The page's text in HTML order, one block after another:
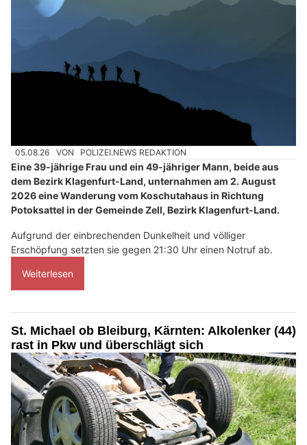
05.08.26 VON POLIZEI.NEWS REDAKTION
Eine 39-jährige Frau und ein 49-jähriger Mann, beide aus
dem Bezirk Klagenfurt-Land, unternahmen am 2. August
2026 eine Wanderung vom Koschutahaus in Richtung
Potoksattel in der Gemeinde Zell, Bezirk Klagenfurt-Land.
Aufgrund der einbrechenden Dunkelheit und völliger
Erschöpfung setzten sie gegen 21:30 Uhr einen Notruf ab.
Weiterlesen
St. Michael ob Bleiburg, Kärnten: Alkolenker (44)
rast in Pkw und überschlägt sich